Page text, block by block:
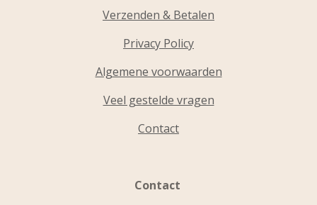
Verzenden & Betalen
Privacy Policy
Algemene voorwaarden
Veel gestelde vragen
Contact
Contact